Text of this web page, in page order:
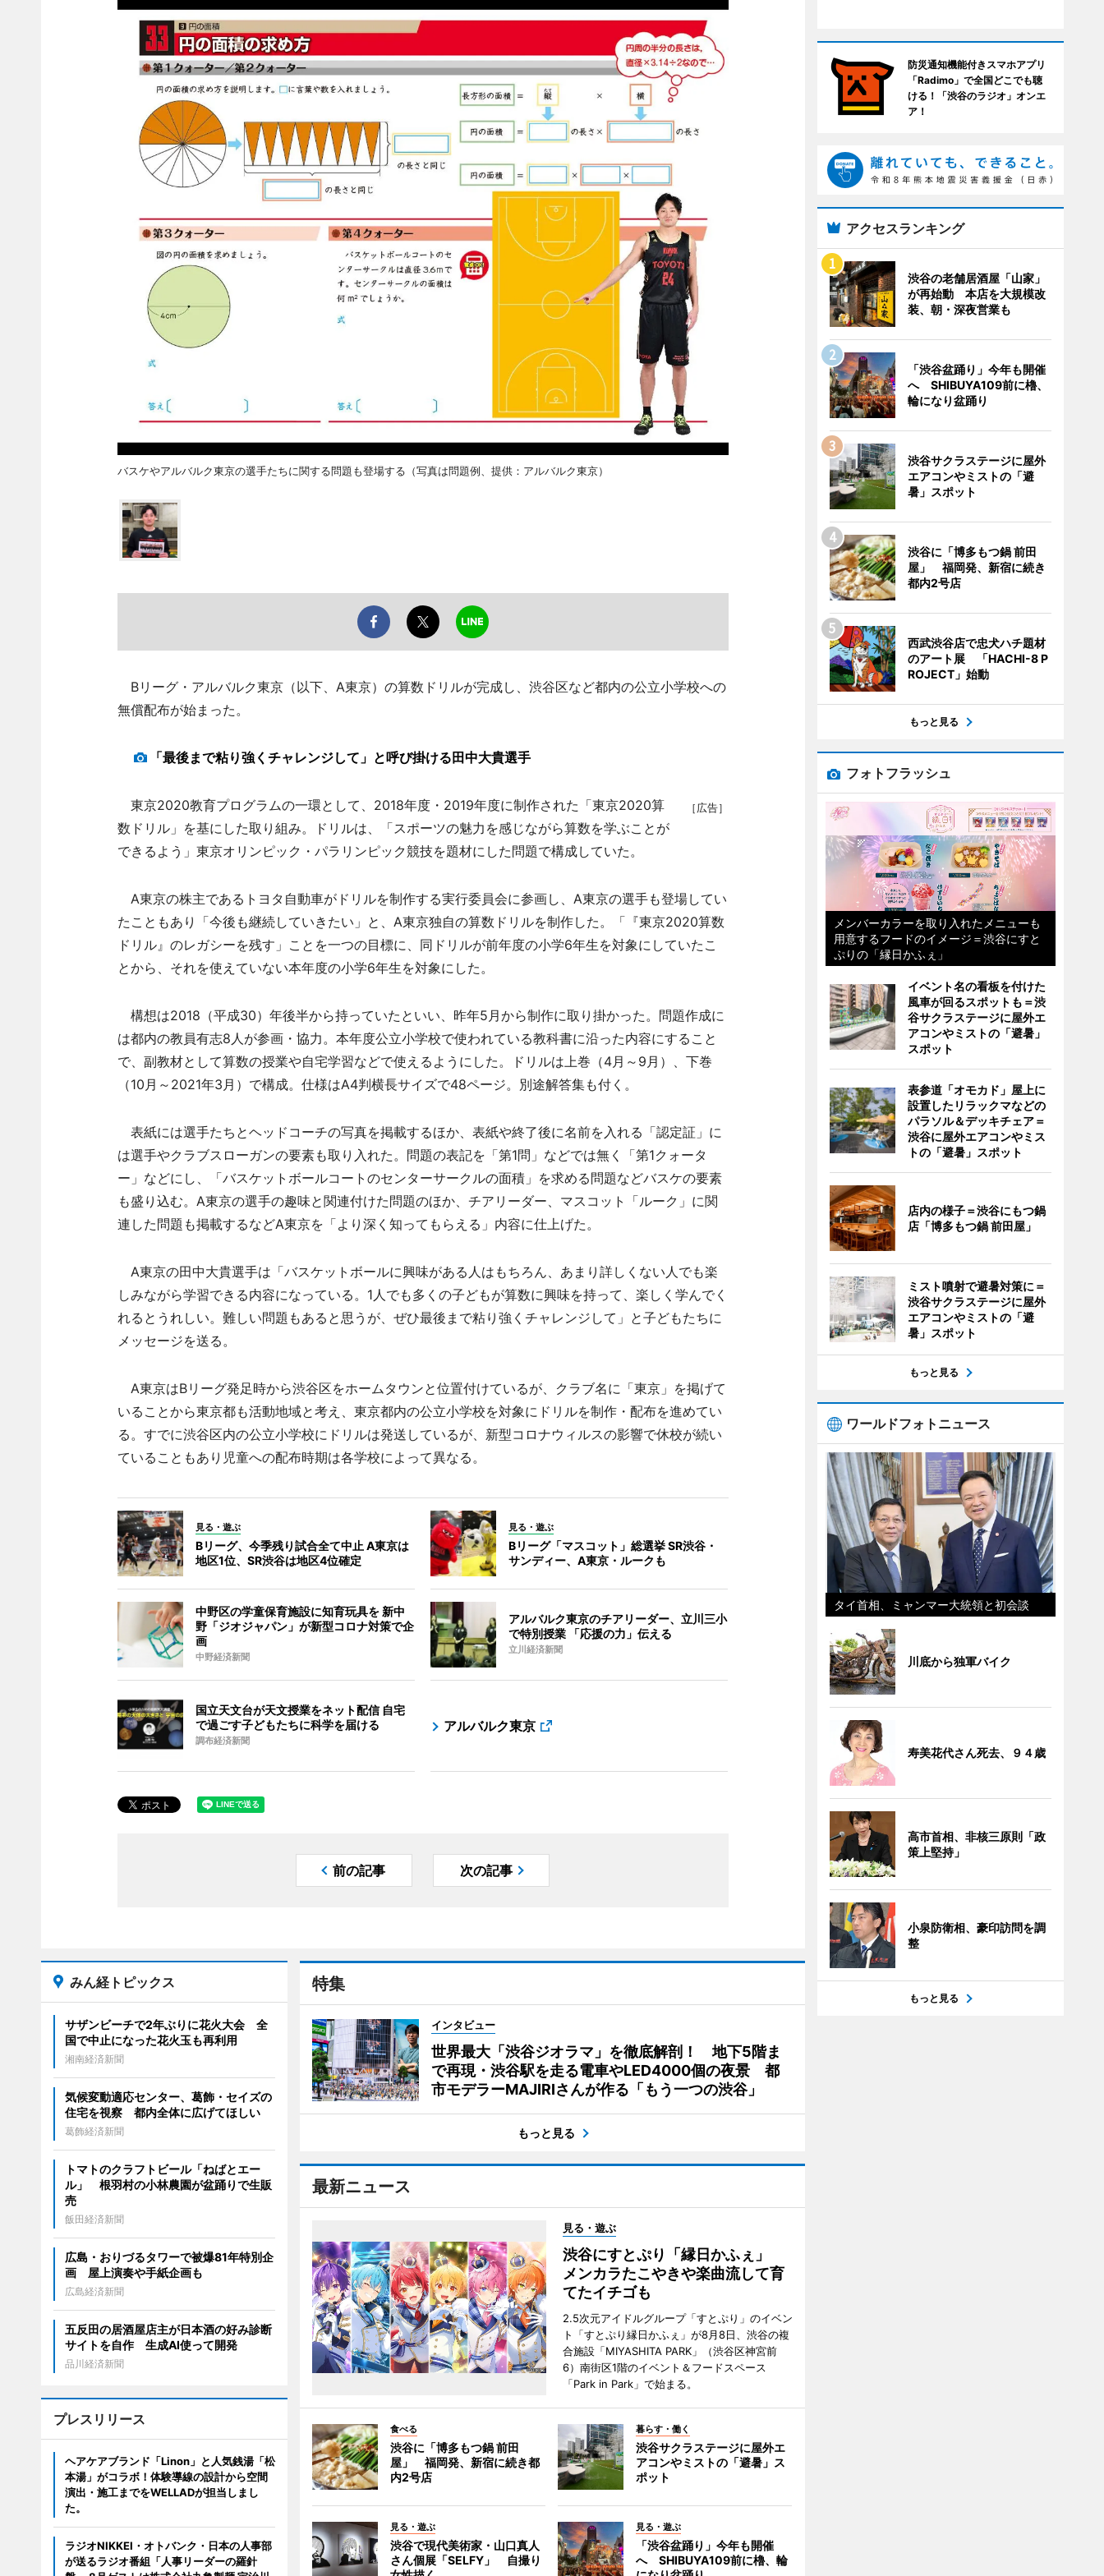
バスケやアルバルク東京の選手たちに関する問題も登場する（写真は問題例、提供：アルバルク東京）
Bリーグ・アルバルク東京（以下、A東京）の算数ドリルが完成し、渋谷区など都内の公立小学校への
無償配布が始まった。
「最後まで粘り強くチャレンジして」と呼び掛ける田中大貴選手
［広告］
東京2020教育プログラムの一環として、2018年度・2019年度に制作された「東京2020算
数ドリル」を基にした取り組み。ドリルは、「スポーツの魅力を感じながら算数を学ぶことが
できるよう」東京オリンピック・パラリンピック競技を題材にした問題で構成していた。
A東京の株主であるトヨタ自動車がドリルを制作する実行委員会に参画し、A東京の選手も登場してい
たこともあり「今後も継続していきたい」と、A東京独自の算数ドリルを制作した。「『東京2020算数
ドリル』のレガシーを残す」ことを一つの目標に、同ドリルが前年度の小学6年生を対象にしていたこ
とから、それを使えていない本年度の小学6年生を対象にした。
構想は2018（平成30）年後半から持っていたといい、昨年5月から制作に取り掛かった。問題作成に
は都内の教員有志8人が参画・協力。本年度公立小学校で使われている教科書に沿った内容にすること
で、副教材として算数の授業や自宅学習などで使えるようにした。ドリルは上巻（4月～9月）、下巻
（10月～2021年3月）で構成。仕様はA4判横長サイズで48ページ。別途解答集も付く。
表紙には選手たちとヘッドコーチの写真を掲載するほか、表紙や終了後に名前を入れる「認定証」に
は選手やクラブスローガンの要素も取り入れた。問題の表記を「第1問」などでは無く「第1クォータ
ー」などにし、「バスケットボールコートのセンターサークルの面積」を求める問題などバスケの要素
も盛り込む。A東京の選手の趣味と関連付けた問題のほか、チアリーダー、マスコット「ルーク」に関
連した問題も掲載するなどA東京を「より深く知ってもらえる」内容に仕上げた。
A東京の田中大貴選手は「バスケットボールに興味がある人はもちろん、あまり詳しくない人でも楽
しみながら学習できる内容になっている。1人でも多くの子どもが算数に興味を持って、楽しく学んでく
れるとうれしい。難しい問題もあると思うが、ぜひ最後まで粘り強くチャレンジして」と子どもたちに
メッセージを送る。
A東京はBリーグ発足時から渋谷区をホームタウンと位置付けているが、クラブ名に「東京」を掲げて
いることから東京都も活動地域と考え、東京都内の公立小学校を対象にドリルを制作・配布を進めてい
る。すでに渋谷区内の公立小学校にドリルは発送しているが、新型コロナウィルスの影響で休校が続い
ていることもあり児童への配布時期は各学校によって異なる。
見る・遊ぶ
Bリーグ、今季残り試合全て中止 A東京は
地区1位、SR渋谷は地区4位確定
見る・遊ぶ
Bリーグ「マスコット」総選挙 SR渋谷・
サンディー、A東京・ルークも
中野区の学童保育施設に知育玩具を 新中
野「ジオジャパン」が新型コロナ対策で企
画
中野経済新聞
アルバルク東京のチアリーダー、立川三小
で特別授業 「応援の力」伝える
立川経済新聞
国立天文台が天文授業をネット配信 自宅
で過ごす子どもたちに科学を届ける
調布経済新聞
アルバルク東京
前の記事 次の記事
特集
インタビュー
世界最大「渋谷ジオラマ」を徹底解剖！ 地下5階ま
で再現・渋谷駅を走る電車やLED4000個の夜景 都
市モデラーMAJIRIさんが作る「もう一つの渋谷」
もっと見る
最新ニュース
見る・遊ぶ
渋谷にすとぷり「縁日かふぇ」
メンカラたこやきや楽曲流して育
てたイチゴも
2.5次元アイドルグループ「すとぷり」のイベン
ト「すとぷり縁日かふぇ」が8月8日、渋谷の複
合施設「MIYASHITA PARK」（渋谷区神宮前
6）南街区1階のイベント＆フードスペース
「Park in Park」で始まる。
食べる
渋谷に「博多もつ鍋 前田
屋」 福岡発、新宿に続き都
内2号店
暮らす・働く
渋谷サクラステージに屋外エ
アコンやミストの「避暑」ス
ポット
見る・遊ぶ
渋谷で現代美術家・山口真人
さん個展「SELFY」 自撮り
見る・遊ぶ
「渋谷盆踊り」今年も開催
へ SHIBUYA109前に櫓、輪
みん経トピックス
サザンビーチで2年ぶりに花火大会 全
国で中止になった花火玉も再利用
湘南経済新聞
気候変動適応センター、葛飾・セイズの
住宅を視察 都内全体に広げてほしい
葛飾経済新聞
トマトのクラフトビール「ねばとエー
ル」 根羽村の小林農園が盆踊りで生販
売
飯田経済新聞
広島・おりづるタワーで被爆81年特別企
画 屋上演奏や手紙企画も
広島経済新聞
五反田の居酒屋店主が日本酒の好み診断
サイトを自作 生成AI使って開発
品川経済新聞
プレスリリース
ヘアケアブランド「Linon」と人気銭湯「松
本湯」がコラボ！体験導線の設計から空間
演出・施工までをWELLADが担当しまし
た。
ラジオNIKKEI・オトバンク・日本の人事部
が送るラジオ番組「人事リーダーの羅針
防災通知機能付きスマホアプリ
「Radimo」で全国どこでも聴
ける！「渋谷のラジオ」オンエ
ア！
アクセスランキング
渋谷の老舗居酒屋「山家」
が再始動 本店を大規模改
装、朝・深夜営業も
「渋谷盆踊り」今年も開催
へ SHIBUYA109前に櫓、
輪になり盆踊り
渋谷サクラステージに屋外
エアコンやミストの「避
暑」スポット
渋谷に「博多もつ鍋 前田
屋」 福岡発、新宿に続き
都内2号店
西武渋谷店で忠犬ハチ題材
のアート展 「HACHI-8 P
ROJECT」始動
もっと見る
フォトフラッシュ
メンバーカラーを取り入れたメニューも
用意するフードのイメージ＝渋谷にすと
ぷりの「縁日かふぇ」
イベント名の看板を付けた
風車が回るスポットも＝渋
谷サクラステージに屋外エ
アコンやミストの「避暑」
スポット
表参道「オモカド」屋上に
設置したリラックマなどの
パラソル＆デッキチェア＝
渋谷に屋外エアコンやミス
トの「避暑」スポット
店内の様子＝渋谷にもつ鍋
店「博多もつ鍋 前田屋」
ミスト噴射で避暑対策に＝
渋谷サクラステージに屋外
エアコンやミストの「避
暑」スポット
もっと見る
ワールドフォトニュース
タイ首相、ミャンマー大統領と初会談
川底から独軍バイク
寿美花代さん死去、９４歳
高市首相、非核三原則「政
策上堅持」
小泉防衛相、豪印訪問を調
整
もっと見る